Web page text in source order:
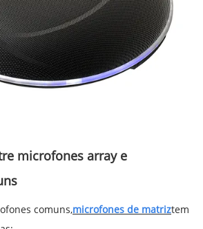
microfones array e
comuns,microfones de matriztem